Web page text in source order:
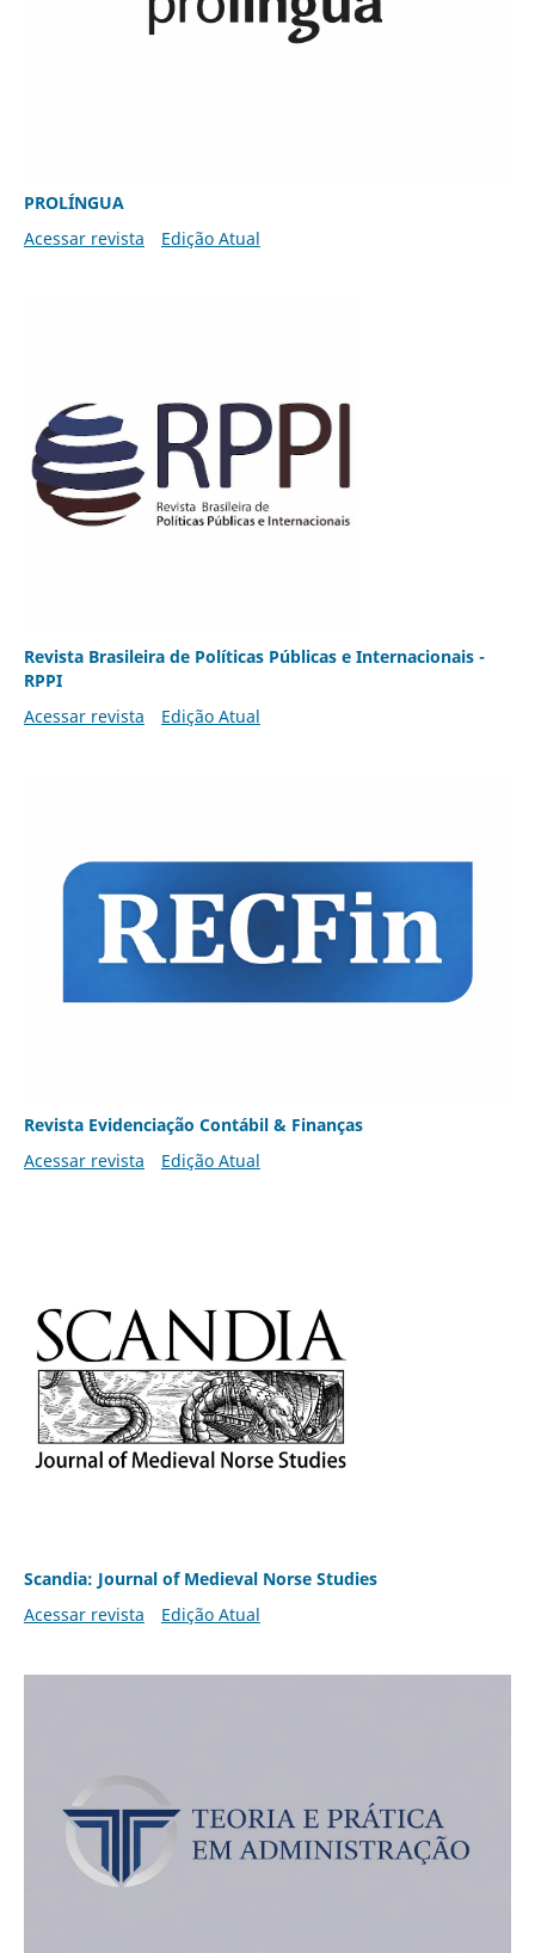
PROLÍNGUA
Acessar revista
Edição Atual
Revista Brasileira de Políticas Públicas e Internacionais -
RPPI
Acessar revista
Edição Atual
Revista Evidenciação Contábil & Finanças
Acessar revista
Edição Atual
Scandia: Journal of Medieval Norse Studies
Acessar revista
Edição Atual